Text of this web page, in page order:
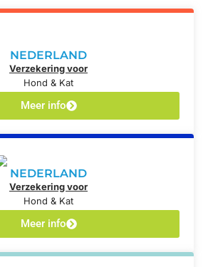
NEDERLAND
Verzekering voor
Hond & Kat
Meer info
NEDERLAND
Verzekering voor
Hond & Kat
Meer info